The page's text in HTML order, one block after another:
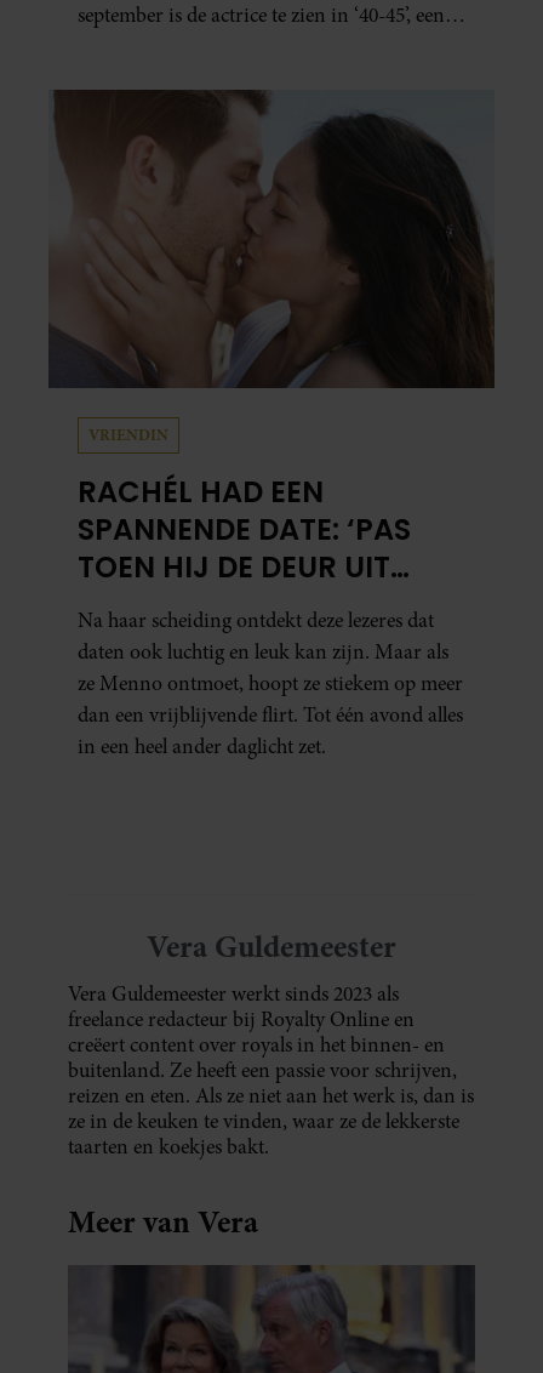
september is de actrice te zien in ‘40-45’, een
een voorstelling die niet alleen raakt, maar
het publiek ook aan het denken zet.
VRIENDIN
RACHÉL HAD EEN
SPANNENDE DATE: ‘PAS
TOEN HIJ DE DEUR UIT
WAS, BESEFTE IK WAT ER
ECHT WAS GEBEURD’
Na haar scheiding ontdekt deze lezeres dat
daten ook luchtig en leuk kan zijn. Maar als
ze Menno ontmoet, hoopt ze stiekem op meer
dan een vrijblijvende flirt. Tot één avond alles
in een heel ander daglicht zet.
Vera Guldemeester
Vera Guldemeester werkt sinds 2023 als
freelance redacteur bij Royalty Online en
creëert content over royals in het binnen- en
buitenland. Ze heeft een passie voor schrijven,
reizen en eten. Als ze niet aan het werk is, dan is
ze in de keuken te vinden, waar ze de lekkerste
taarten en koekjes bakt.
Meer van Vera